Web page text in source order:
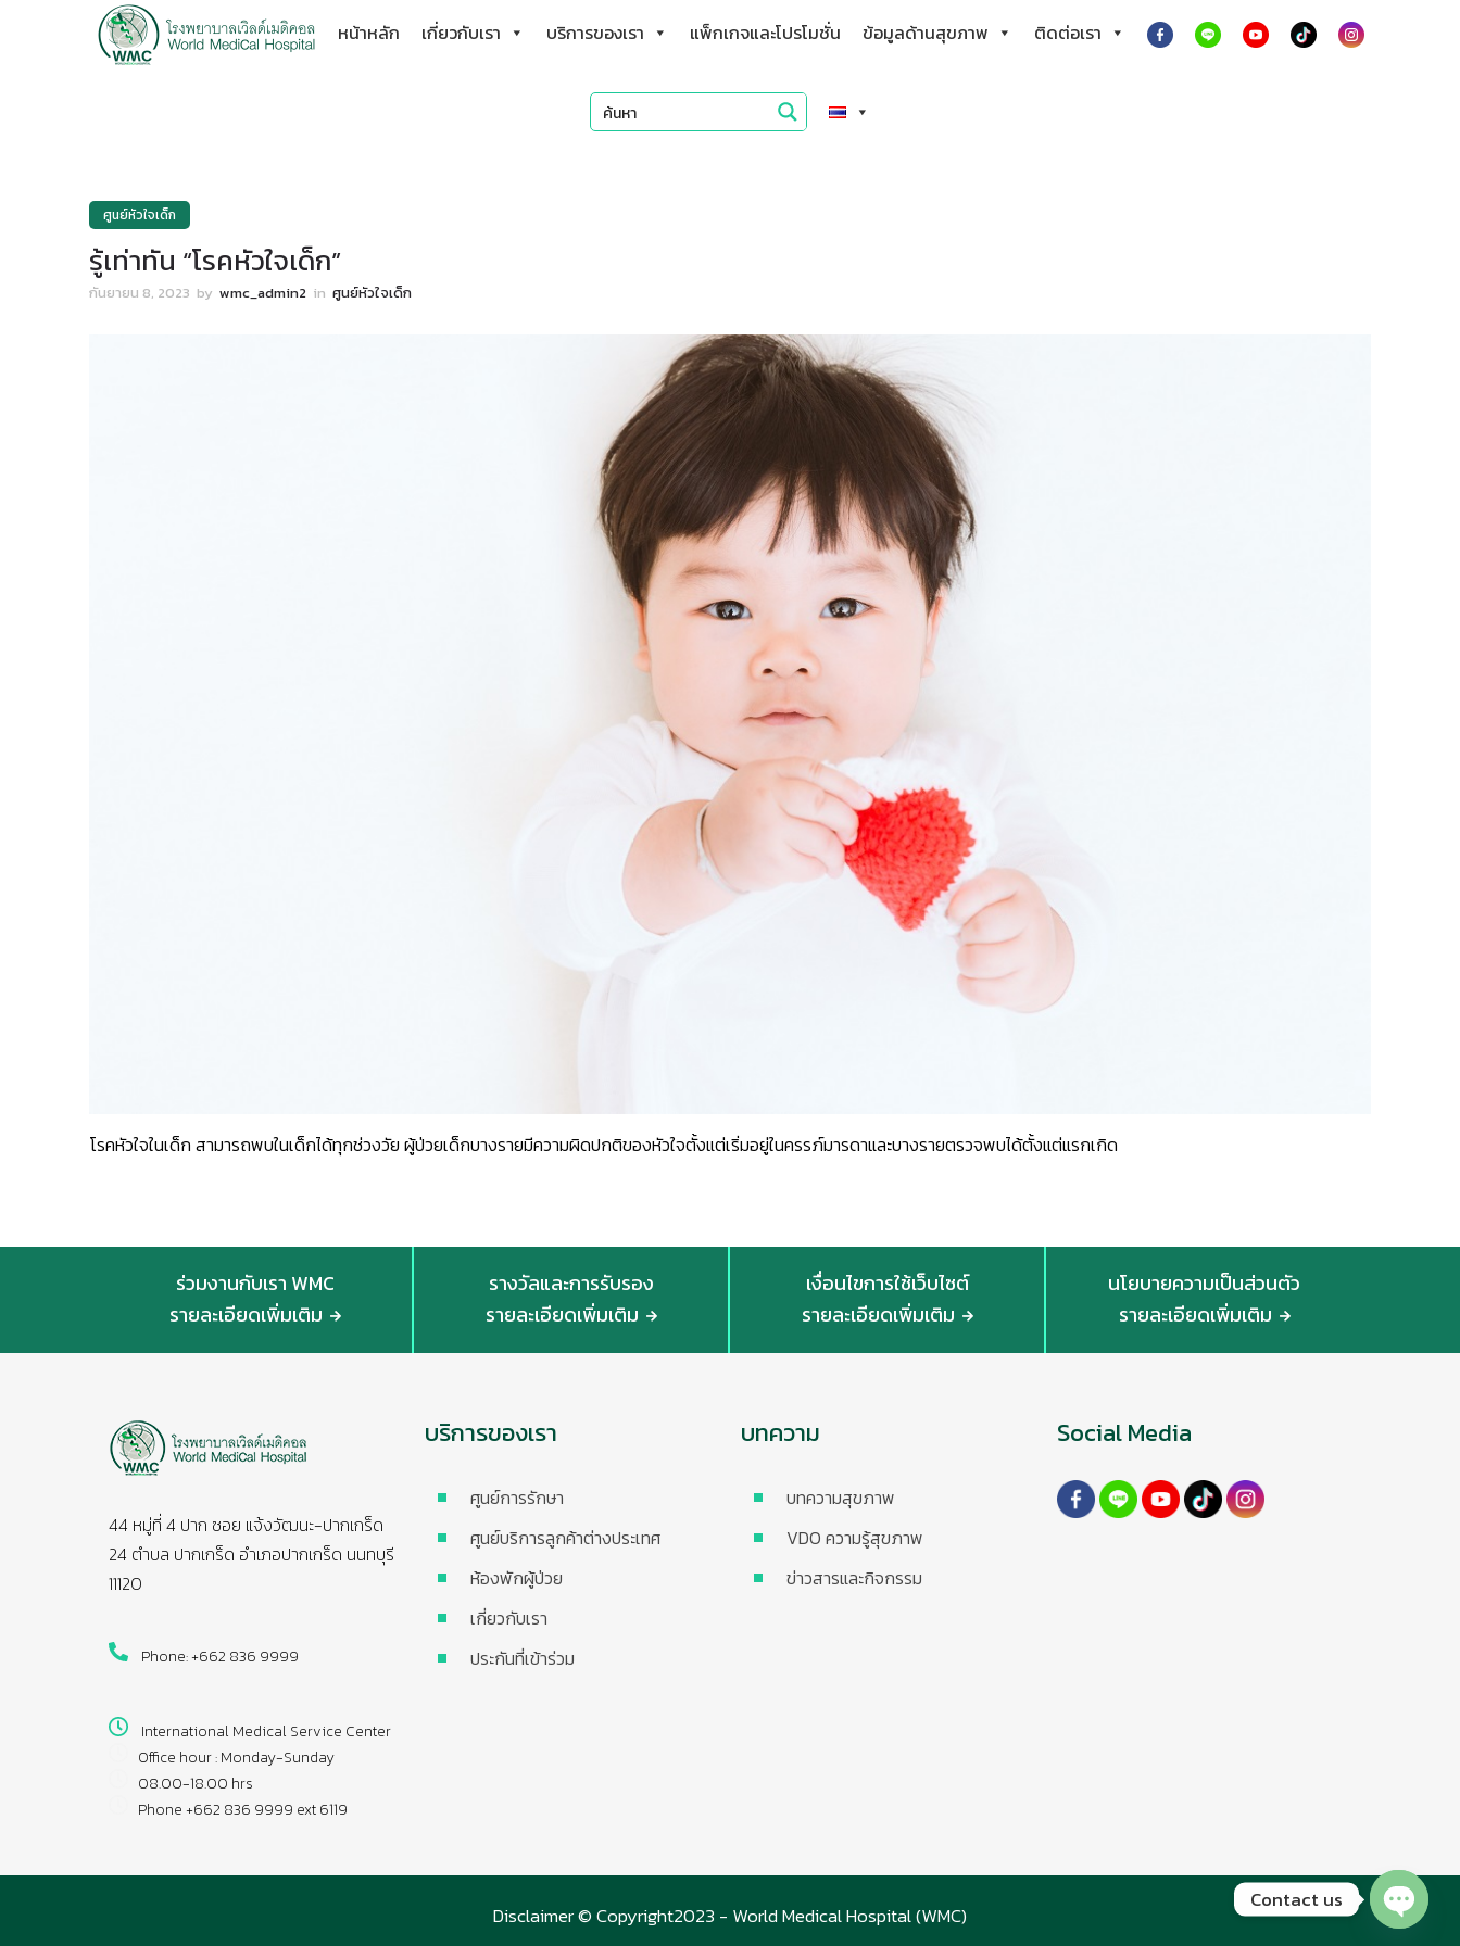
หน้าหลัก เกี่ยวกับเรา บริการของเรา แพ็กเกจและโปรโมชั่น ข้อมูลด้านสุขภาพ ติดต่อเรา
ศูนย์หัวใจเด็ก
รู้เท่าทัน “โรคหัวใจเด็ก”
กันยายน 8, 2023 by wmc_admin2 in ศูนย์หัวใจเด็ก
โรคหัวใจในเด็ก สามารถพบในเด็กได้ทุกช่วงวัย ผู้ป่วยเด็กบางรายมีความผิดปกติของหัวใจตั้งแต่เริ่มอยู่ในครรภ์มารดาและบางรายตรวจพบได้ตั้งแต่แรกเกิด
ร่วมงานกับเรา WMC
รายละเอียดเพิ่มเติม
รางวัลและการรับรอง
รายละเอียดเพิ่มเติม
เงื่อนไขการใช้เว็บไซต์
รายละเอียดเพิ่มเติม
นโยบายความเป็นส่วนตัว
รายละเอียดเพิ่มเติม
44 หมู่ที่ 4 ปาก ซอย แจ้งวัฒนะ-ปากเกร็ด
24 ตำบล ปากเกร็ด อำเภอปากเกร็ด นนทบุรี
11120
Phone: +662 836 9999
International Medical Service Center
Office hour : Monday-Sunday
08.00-18.00 hrs
Phone +662 836 9999 ext 6119
บริการของเรา
ศูนย์การรักษา
ศูนย์บริการลูกค้าต่างประเทศ
ห้องพักผู้ป่วย
เกี่ยวกับเรา
ประกันที่เข้าร่วม
บทความ
บทความสุขภาพ
VDO ความรู้สุขภาพ
ข่าวสารและกิจกรรม
Social Media
Disclaimer © Copyright2023 - World Medical Hospital (WMC)
Contact us